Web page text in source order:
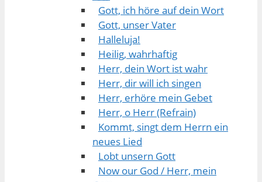
Gott, ich höre auf dein Wort
Gott, unser Vater
Halleluja!
Heilig, wahrhaftig
Herr, dein Wort ist wahr
Herr, dir will ich singen
Herr, erhöre mein Gebet
Herr, o Herr (Refrain)
Kommt, singt dem Herrn ein
neues Lied
Lobt unsern Gott
Now our God / Herr, mein